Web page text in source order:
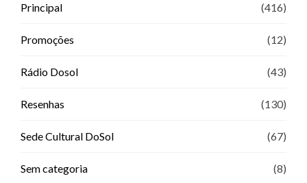
Principal (416)
Promoções (12)
Rádio Dosol (43)
Resenhas (130)
Sede Cultural DoSol (67)
Sem categoria (8)